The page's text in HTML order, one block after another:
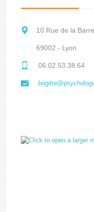
10 Rue de la
69002 - Lyon
06.02.53.38.64